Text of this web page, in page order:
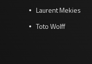
Laurent Mekies
Toto Wolff